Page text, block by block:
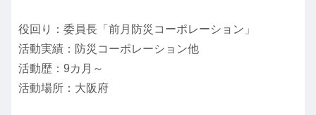
役回り：委員長「前月防災コーポレーション」
活動実績：防災コーポレーション他
活動歴：9カ月～
活動場所：大阪府